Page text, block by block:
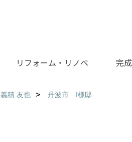
リフォーム・リノベ 完
義積 友也 丹波市 I様邸